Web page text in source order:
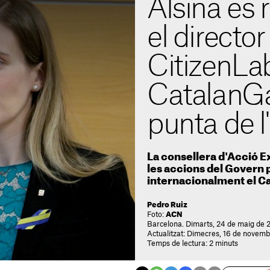
Alsina es
el
punta de
La consellera d'Acció
les accions del Govern
internacionalment el
Pedro Ruiz
Foto: ACN
Barcelona. Dimarts, 24 de maig de
Actualitzat: Dimecres, 16 de
Temps de lectura: 2 minuts